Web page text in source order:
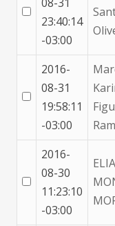
23:40:14
-03:00
2016-
08-31
19:58:11
-03:00
2016-
08-30
11:23:10
-03:00